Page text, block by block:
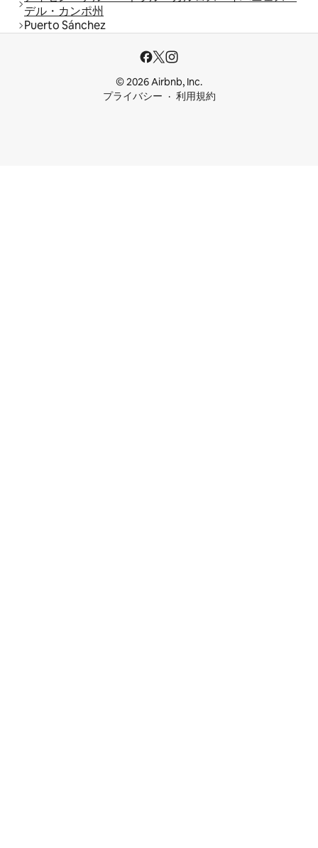
デル・カンポ州
Puerto Sánchez
© 2026 Airbnb, Inc.
プライバシー
利用規約